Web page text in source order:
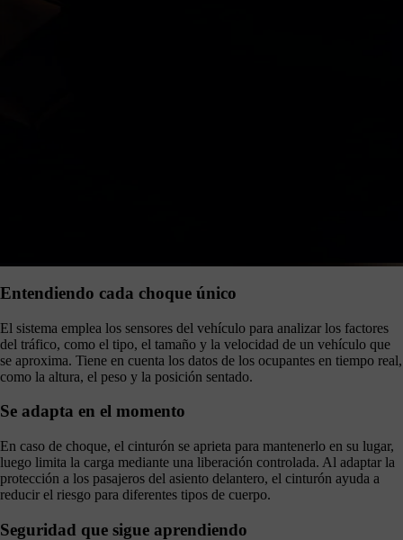
Entendiendo cada choque único
El sistema emplea los sensores del vehículo para analizar los factores
del tráfico, como el tipo, el tamaño y la velocidad de un vehículo que
se aproxima. Tiene en cuenta los datos de los ocupantes en tiempo real,
como la altura, el peso y la posición sentado.
Se adapta en el momento
En caso de choque, el cinturón se aprieta para mantenerlo en su lugar,
luego limita la carga mediante una liberación controlada. Al adaptar la
protección a los pasajeros del asiento delantero, el cinturón ayuda a
reducir el riesgo para diferentes tipos de cuerpo.
Seguridad que sigue aprendiendo